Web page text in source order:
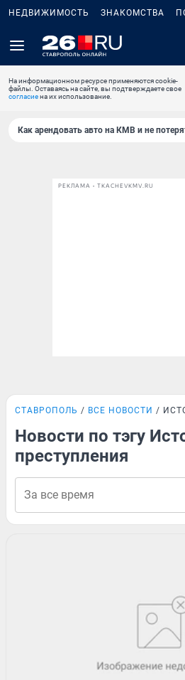
НЕДВИЖИМОСТЬ ЗНАКОМСТВА
На информационном ресурсе применяются cookie-
файлы. Оставаясь на сайте, вы подтверждаете свое
согласиена их использование.
Как арендовать авто на КМВ и не
РЕКЛАМА • TKACHEVKMV.RU
СТАВРОПОЛЬ ВСЕ НОВОСТИ
Новости по тэгу
преступления